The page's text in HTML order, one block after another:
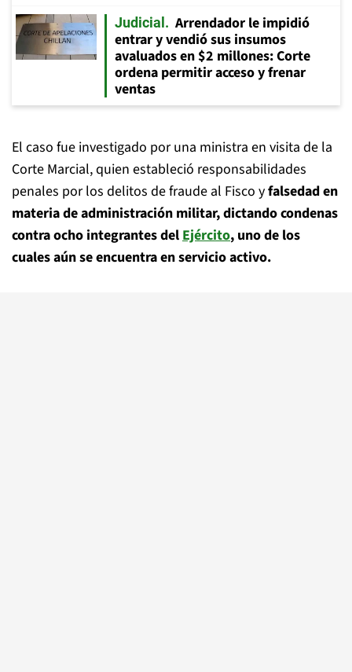
Judicial
Arrendador le impidió
entrar y vendió sus insumos
avaluados en $2 millones: Corte
ordena permitir acceso y frenar
ventas
El caso fue investigado por una ministra en visita de la
Corte Marcial, quien estableció responsabilidades
penales por los delitos de fraude al Fisco yfalsedad en
materia de administración militar, dictando condenas
contra ocho integrantes delEjército, uno de los
cuales aún se encuentra en servicio activo.